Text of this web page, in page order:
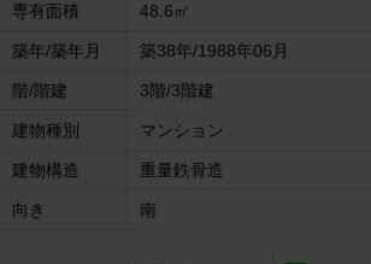
専有面積 48.6㎡
築年/築年月 築38年/1988年06月
階/階建 3階/3階建
建物種別 マンション
建物構造 重量鉄骨造
向き 南